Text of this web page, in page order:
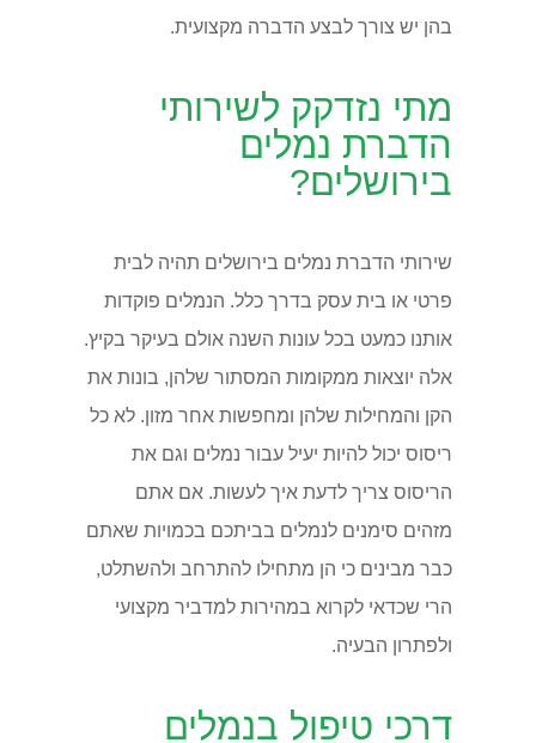
בהן יש צורך לבצע הדברה מקצועית.
מתי נזדקק לשירותי
הדברת נמלים
בירושלים?
שירותי הדברת נמלים בירושלים תהיה לבית
פרטי או בית עסק בדרך כלל. הנמלים פוקדות
אותנו כמעט בכל עונות השנה אולם בעיקר בקיץ.
אלה יוצאות ממקומות המסתור שלהן, בונות את
הקן והמחילות שלהן ומחפשות אחר מזון. לא כל
ריסוס יכול להיות יעיל עבור נמלים וגם את
הריסוס צריך לדעת איך לעשות. אם אתם
מזהים סימנים לנמלים בביתכם בכמויות שאתם
כבר מבינים כי הן מתחילו להתרחב ולהשתלט,
הרי שכדאי לקרוא במהירות למדביר מקצועי
ולפתרון הבעיה.
דרכי טיפול בנמלים